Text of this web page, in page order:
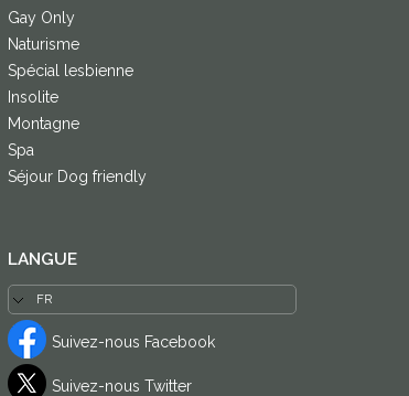
Gay Only
Naturisme
Spécial lesbienne
Insolite
Montagne
Spa
Séjour Dog friendly
LANGUE
Suivez-nous Facebook
Suivez-nous Twitter